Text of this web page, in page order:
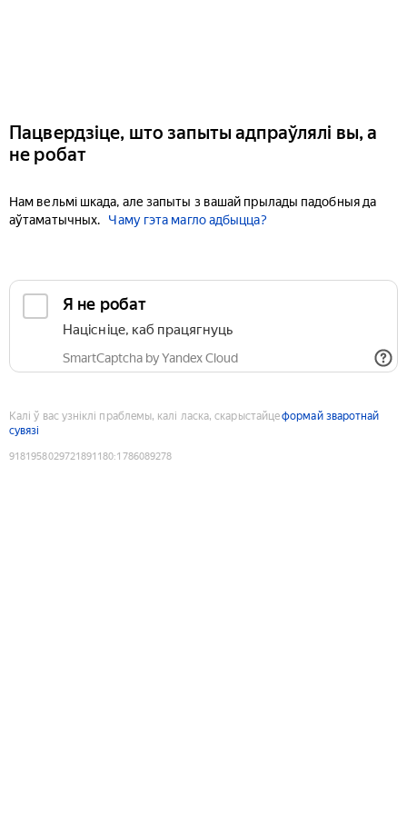
Пацвердзіце, што запыты адпраўлялі вы, а
не робат
Нам вельмі шкада, але запыты з вашай прылады падобныя да
аўтаматычных.
Чаму гэта магло адбыцца?
Я не робат
Націсніце, каб працягнуць
SmartCaptcha by Yandex Cloud
Калі ў вас узніклі праблемы, калі ласка, скарыстайцеформай зваротнай
сувязі
9181958029721891180:1786089278